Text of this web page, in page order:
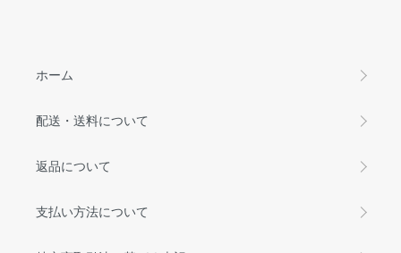
ホーム
配送・送料について
返品について
支払い方法について